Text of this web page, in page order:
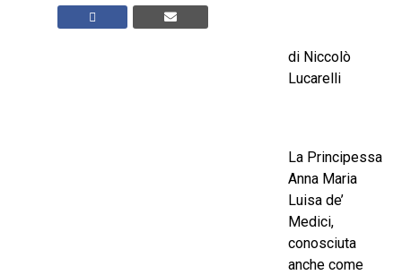
di Niccolò
Lucarelli
La Principessa
Anna Maria
Luisa de’
Medici,
conosciuta
anche come